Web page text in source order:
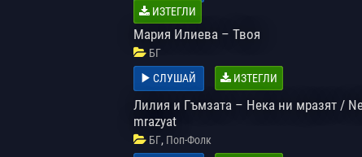
ИЗТЕГЛИ
Мария Илиева – Твоя
БГ
СЛУШАЙ
ИЗТЕГЛИ
Лилия и Гъмзата – Нека ни мразят /
mrazyat
БГ, Поп-Фолк